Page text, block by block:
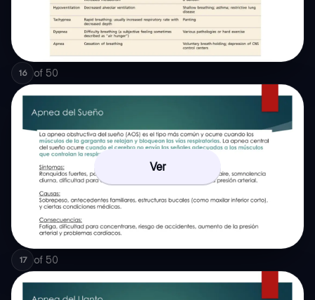
16 of 50
Ver
17 of 50